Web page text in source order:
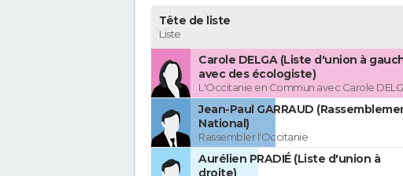
Tête de liste
Liste
Carole DELGA (Liste d'union à
avec des écologiste)
L'Occitanie en Commun avec Carole
Jean-Paul GARRAUD
National)
Rassembler l'Occitanie
Aurélien PRADIÉ (Liste d'union à